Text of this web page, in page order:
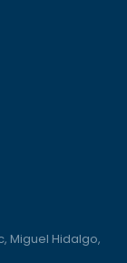
Miguel Hidalgo,